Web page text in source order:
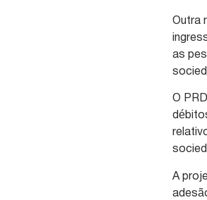
Outra
as
O
A